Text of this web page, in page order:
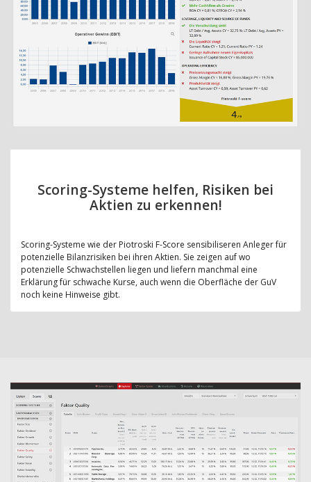
Scoring-Systeme helfen, Risiken bei
Aktien zu erkennen!
Scoring-Systeme wie der Piotroski F-Score sensibiliseren Anleger für
potenzielle Bilanzrisiken bei ihren Aktien. Sie zeigen auf wo
potenzielle Schwachstellen liegen und liefern manchmal eine
Erklärung für schwache Kurse, auch wenn die Oberfläche der GuV
noch keine Hinweise gibt.